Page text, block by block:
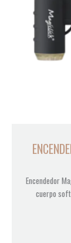
Encendedor
cuerpo